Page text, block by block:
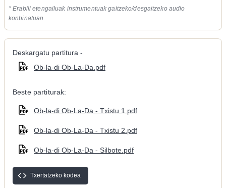
* Erabili etengailuak instrumentuak gaitzeko/desgaitzeko audio
konbinatuan.
Deskargatu partitura -
Ob-la-di Ob-La-Da.pdf
Beste partiturak:
Ob-la-di Ob-La-Da - Txistu 1.pdf
Ob-la-di Ob-La-Da - Txistu 2.pdf
Ob-la-di Ob-La-Da - Silbote.pdf
Txertatzeko kodea